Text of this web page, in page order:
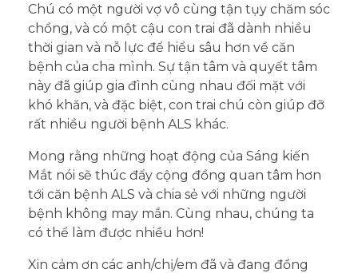
Chú có một người vợ vô cùng tận tụy chăm sóc
chồng, và có một cậu con trai đã dành nhiều
thời gian và nỗ lực để hiểu sâu hơn về căn
bệnh của cha mình. Sự tận tâm và quyết tâm
này đã giúp gia đình cùng nhau đối mặt với
khó khăn, và đặc biệt, con trai chú còn giúp đỡ
rất nhiều người bệnh ALS khác.
Mong rằng những hoạt động của Sáng kiến
Mắt nói sẽ thúc đẩy cộng đồng quan tâm hơn
tới căn bệnh ALS và chia sẻ với những người
bệnh không may mắn. Cùng nhau, chúng ta
có thể làm được nhiều hơn!
Xin cảm ơn các anh/chị/em đã và đang đồng